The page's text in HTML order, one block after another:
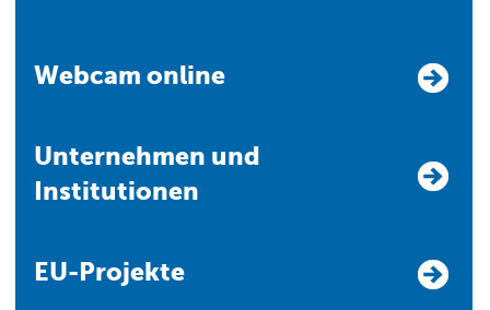
Webcam online
Unternehmen und
Institutionen
EU-Projekte